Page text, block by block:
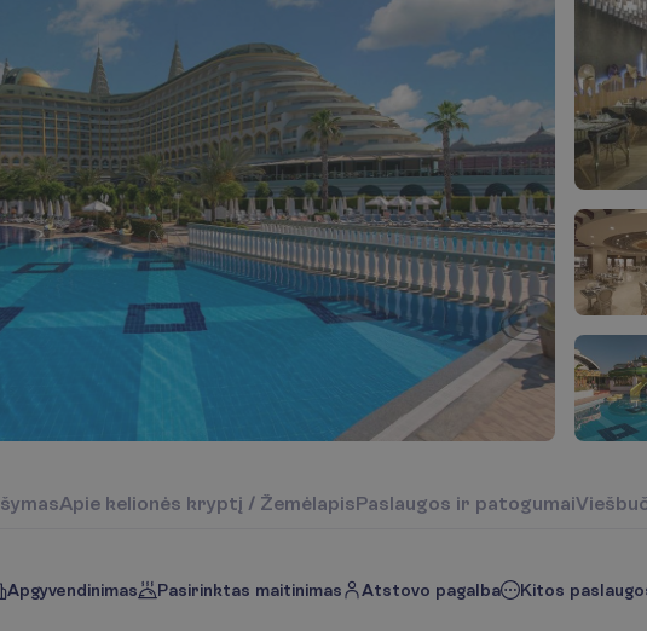
šymasApie kelionės kryptį / ŽemėlapisPaslaugos ir patogumaiViešbu
Apgyvendinimas Pasirinktas maitinimas Atstovo pagalba Kitos